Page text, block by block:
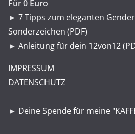
Für 0 Euro
► 7 Tipps zum eleganten
Sonderzeichen (PDF)
► Anleitung für dein 12von12
IMPRESSUM
DATENSCHUTZ
► Deine Spende für meine